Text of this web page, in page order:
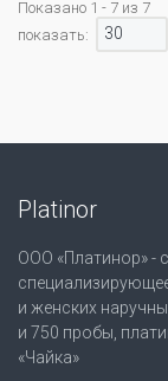
Показано 1 - 7 из 7
показать:
30
Platinor
ООО «Платинор» -
и женских
и 750 пробы,
«Чайка»